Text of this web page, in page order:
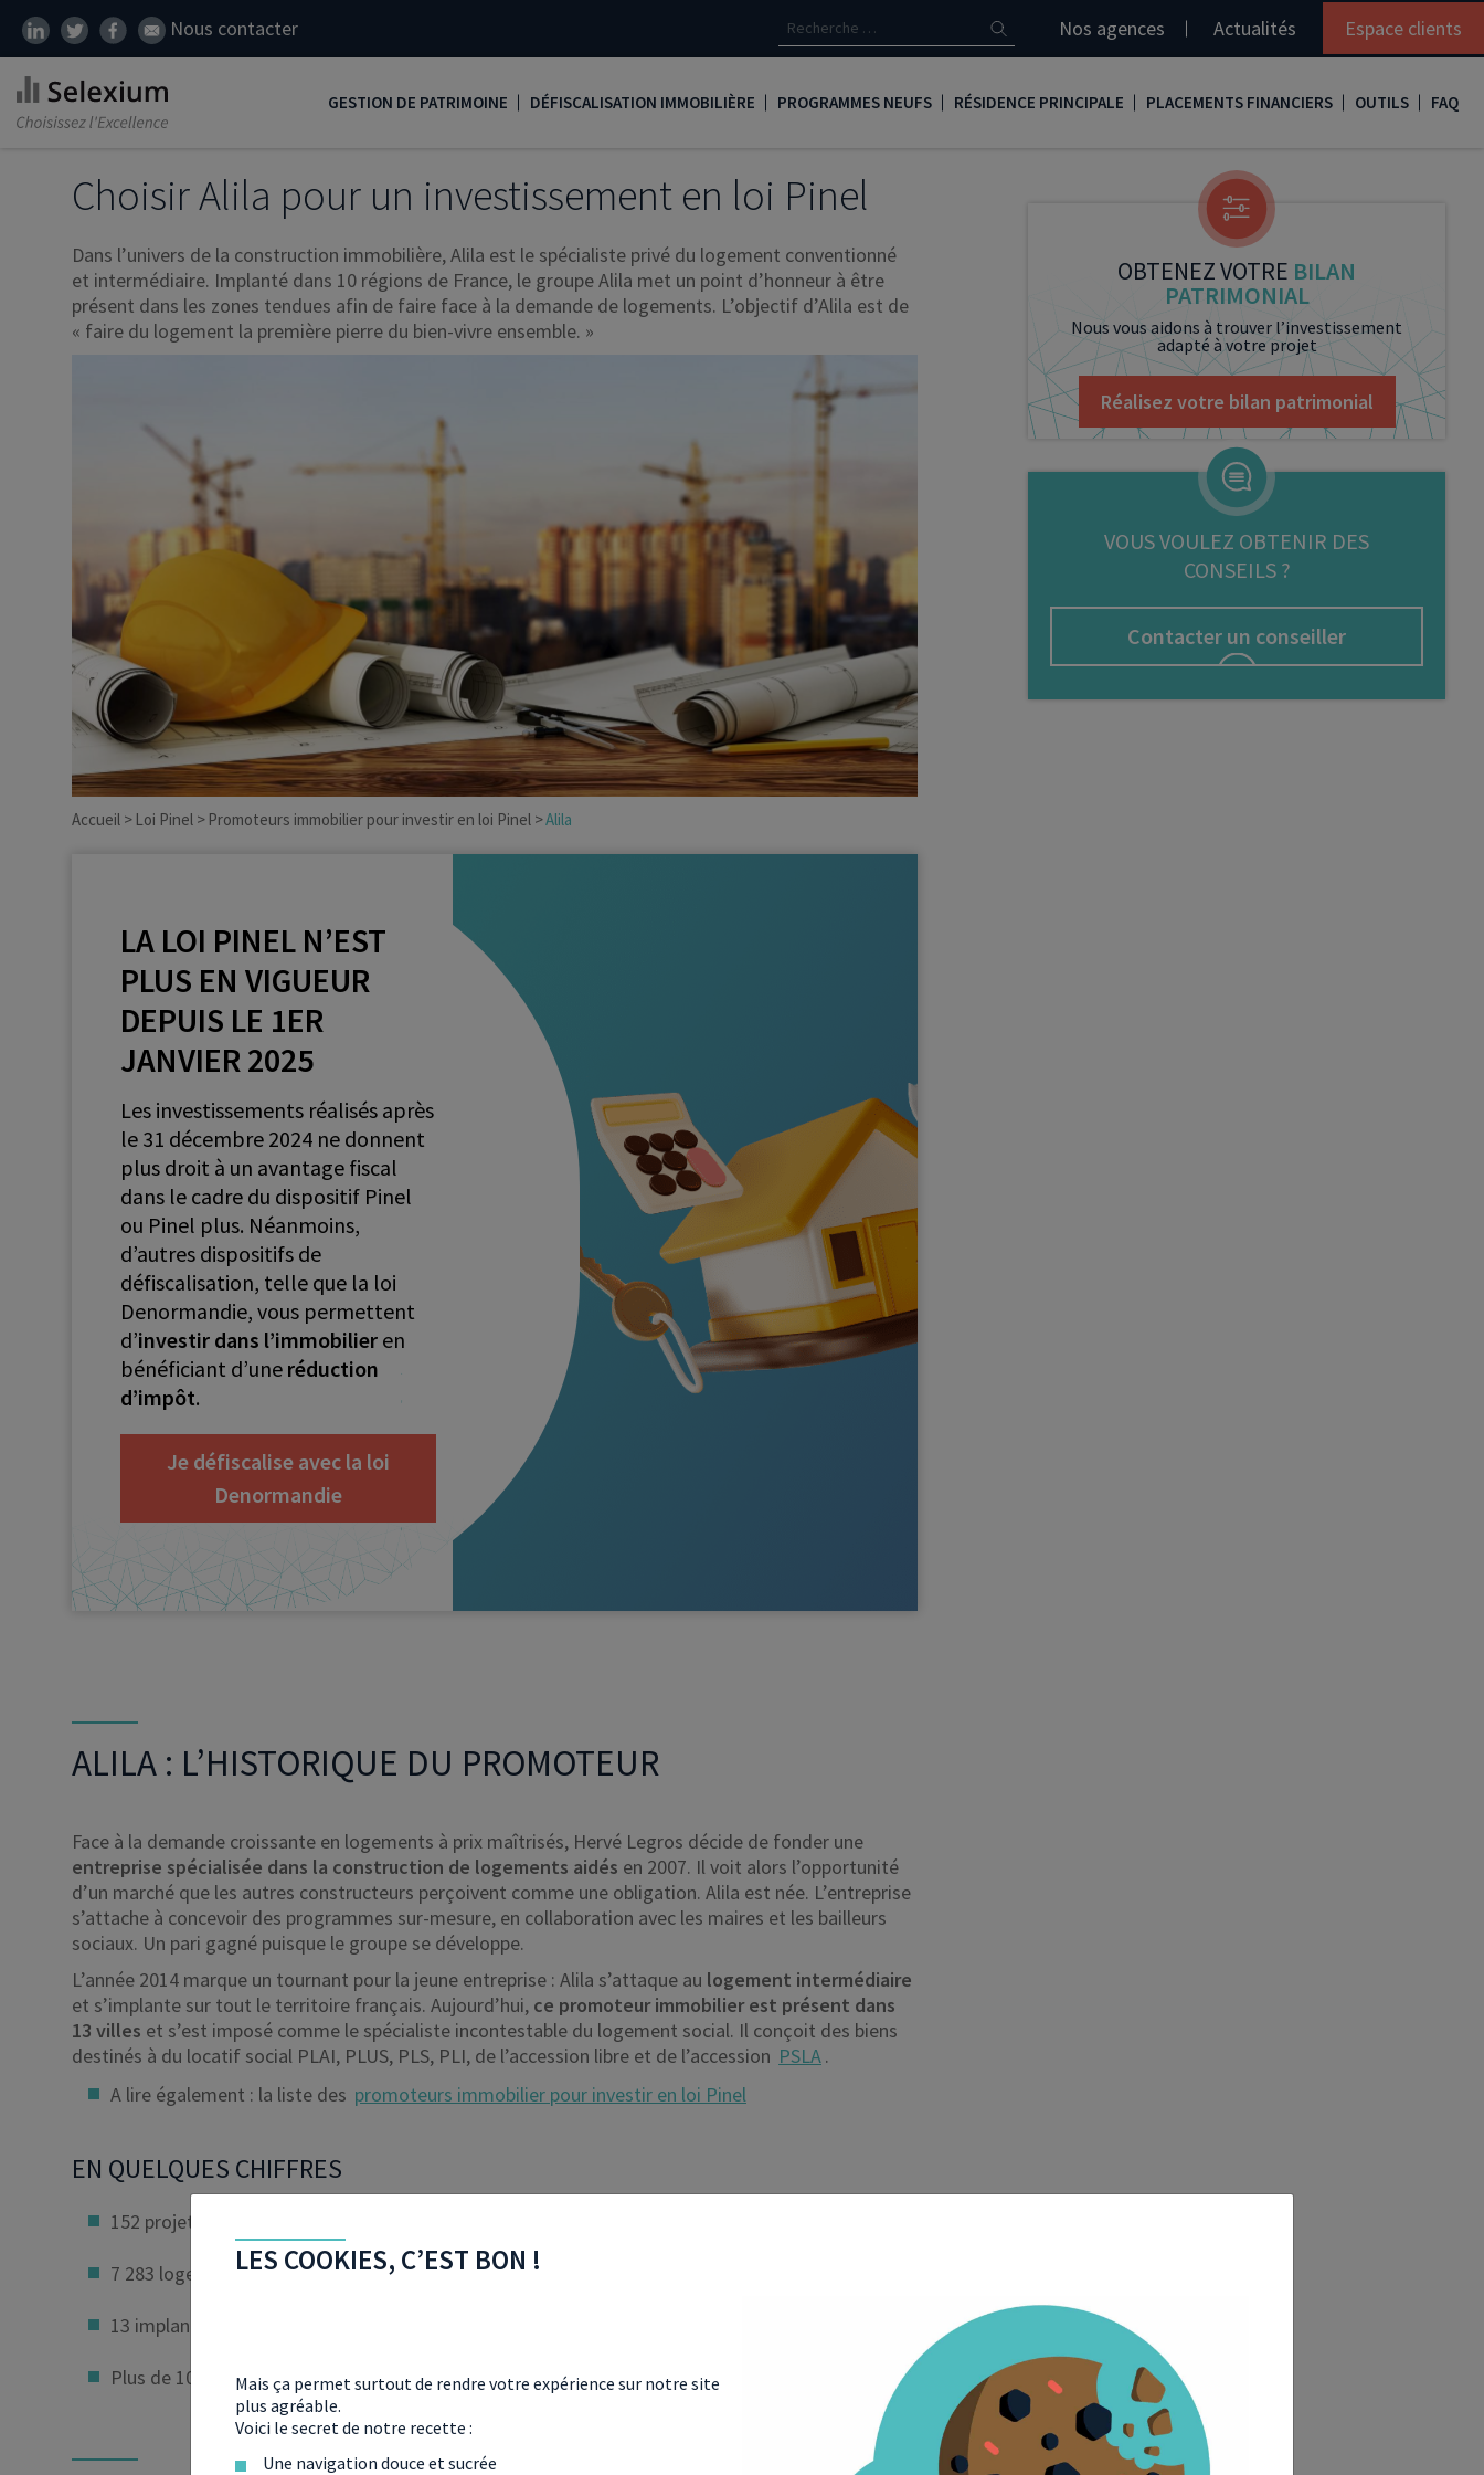
Nous contacter Nos agences Actualités Espace clients
GESTION DE PATRIMOINE
Réduire ses impôts
Préparer sa retraite
Transmission de patrimoine
Dirigeant d’entreprise
Conseils fiscalité d’entreprise
DÉFISCALISATION IMMOBILIÈRE
Dispositif Jeanbrun
LMNP
Logement locatif intermédiaire
Déficit foncier
Anciens dispositifs
Investissement locatif
PROGRAMMES NEUFS
Appartements neufs à Toulouse
Appartements neufs à Bordeaux
Appartements neufs à Marseille
Appartements neufs à Lyon
RÉSIDENCE PRINCIPALE
Renégocier son crédit immobilier
PLACEMENTS FINANCIERS
PEA
Loi Madelin
SCPI
OUTILS
Simulation loi Denormandie
Comment réaliser son bilan patrimonial ?
Le guide de la loi Denormandie 2026
Simulation prêt immobilier
Nos vidéos
Nos Podcasts
FAQ
Choisir Alila pour un investissement en loi Pinel
Dans l’univers de la construction immobilière, Alila est le spécialiste privé du logement conventionné
et intermédiaire. Implanté dans 10 régions de France, le groupe Alila met un point d’honneur à être
présent dans les zones tendues afin de faire face à la demande de logements. L’objectif d’Alila est de
« faire du logement la première pierre du bien-vivre ensemble. »
Accueil Loi Pinel Promoteurs immobilier pour investir en loi Pinel Alila
LA LOI PINEL N’EST
PLUS EN VIGUEUR
DEPUIS LE 1ER
JANVIER 2025
Les investissements réalisés après
le 31 décembre 2024 ne donnent
plus droit à un avantage fiscal
dans le cadre du dispositif Pinel
ou Pinel plus. Néanmoins,
d’autres dispositifs de
défiscalisation, telle que la loi
Denormandie, vous permettent
d’investir dans l’immobilier en
bénéficiant d’une réduction
d’impôt.
Je défiscalise avec la loi
Denormandie
ALILA : L’HISTORIQUE DU PROMOTEUR
Face à la demande croissante en logements à prix maîtrisés, Hervé Legros décide de fonder une
entreprise spécialisée dans la construction de logements aidés en 2007. Il voit alors l’opportunité
d’un marché que les autres constructeurs perçoivent comme une obligation. Alila est née. L’entreprise
s’attache à concevoir des programmes sur-mesure, en collaboration avec les maires et les bailleurs
sociaux. Un pari gagné puisque le groupe se développe.
L’année 2014 marque un tournant pour la jeune entreprise : Alila s’attaque au logement intermédiaire
et s’implante sur tout le territoire français. Aujourd’hui, ce promoteur immobilier est présent dans
13 villes et s’est imposé comme le spécialiste incontestable du logement social. Il conçoit des biens
destinés à du locatif social PLAI, PLUS, PLS, PLI, de l’accession libre et de l’accession PSLA .
A lire également : la liste des promoteurs immobilier pour investir en loi Pinel
EN QUELQUES CHIFFRES
152 projets en cours en 2018
7 283 logements réservés en 2018
13 implantations en France
Plus de 100 collaborateurs
OBTENEZ VOTRE BILAN
PATRIMONIAL
Nous vous aidons à trouver l’investissement
adapté à votre projet
Réalisez votre bilan patrimonial
VOUS VOULEZ OBTENIR DES
CONSEILS ?
Contacter un conseiller
LES COOKIES, C’EST BON !
Mais ça permet surtout de rendre votre expérience sur notre site
plus agréable.
Voici le secret de notre recette :
Une navigation douce et sucrée